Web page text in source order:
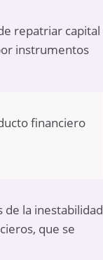
repatriar capital
instrumentos
financiero
la inestabilidad
que se